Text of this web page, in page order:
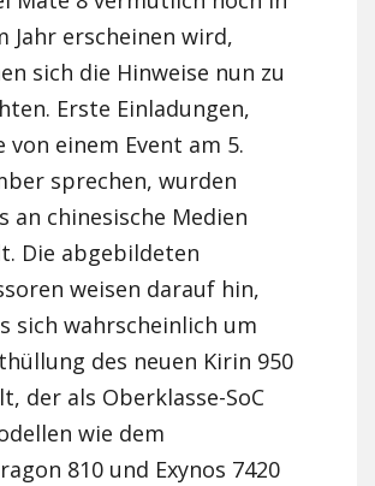
Jahr erscheinen wird,
sich die Hinweise nun zu
Erste Einladungen,
von einem Event am 5.
sprechen, wurden
an chinesische Medien
Die abgebildeten
weisen darauf hin,
sich wahrscheinlich um
des neuen Kirin 950
der als Oberklasse-SoC
wie dem
810 und Exynos 7420